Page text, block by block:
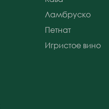
Ламбруско
Петнат
Игристое вино